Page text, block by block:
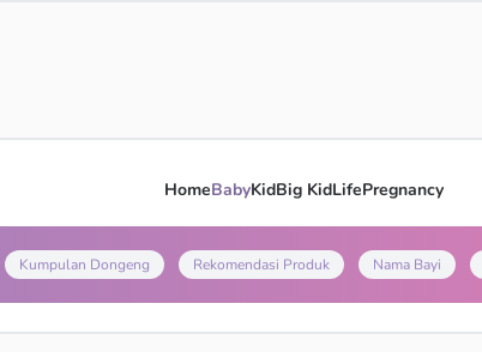
HomeBabyKidBig KidLifePregnancy
Kumpulan Dongeng Rekomendasi Produk Nama Bayi